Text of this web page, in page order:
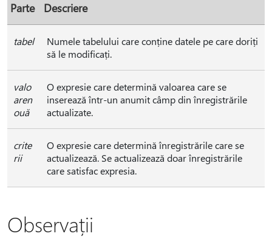
Parte Descriere
tabel
Numele tabelului care conține datele pe care doriți
să le modificați.
valo
aren
ouă
O expresie care determină valoarea care se
inserează într-un anumit câmp din înregistrările
actualizate.
crite
rii
O expresie care determină înregistrările care se
actualizează. Se actualizează doar înregistrările
care satisfac expresia.
Observații